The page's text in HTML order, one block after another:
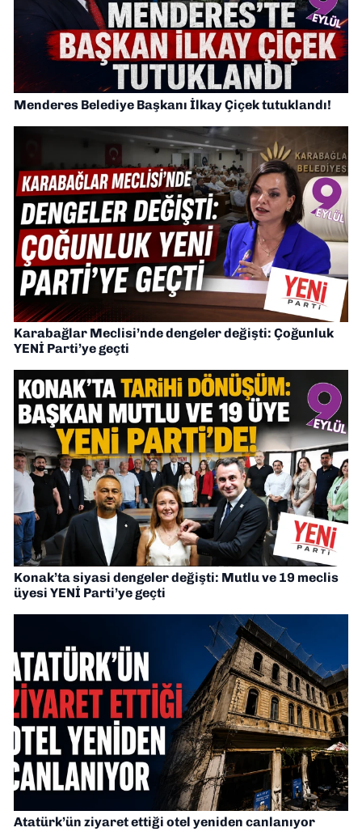
Menderes Belediye Başkanı İlkay Çiçek tutuklandı!
Karabağlar Meclisi’nde dengeler değişti: Çoğunluk
YENİ Parti’ye geçti
Konak’ta siyasi dengeler değişti: Mutlu ve 19 meclis
üyesi YENİ Parti’ye geçti
Atatürk’ün ziyaret ettiği otel yeniden canlanıyor